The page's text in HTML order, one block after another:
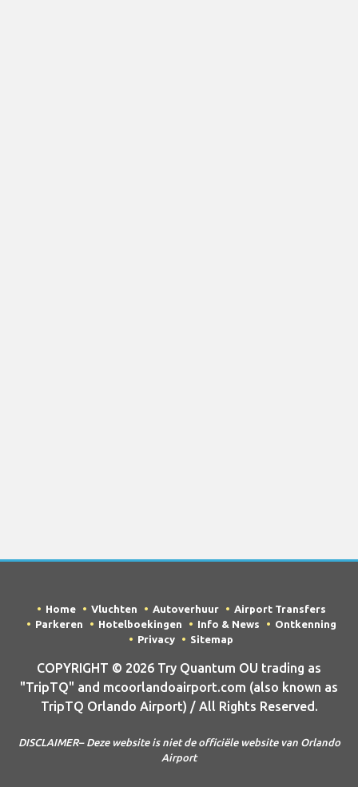
Home Vluchten Autoverhuur
Airport Transfers
Parkeren
Hotelboekingen Info & News
Ontkenning
Privacy
Sitemap
COPYRIGHT © 2026 Try Quantum OU trading as
"TripTQ" and mcoorlandoairport.com (also known as
TripTQ Orlando Airport) / All Rights Reserved.
DISCLAIMER– Deze website is niet de officiële website van Orlando
Airport